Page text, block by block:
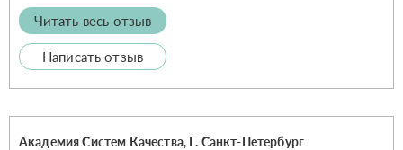
Читать весь отзыв
Написать отзыв
Академия Систем Качества, Г. Санкт-Петербург